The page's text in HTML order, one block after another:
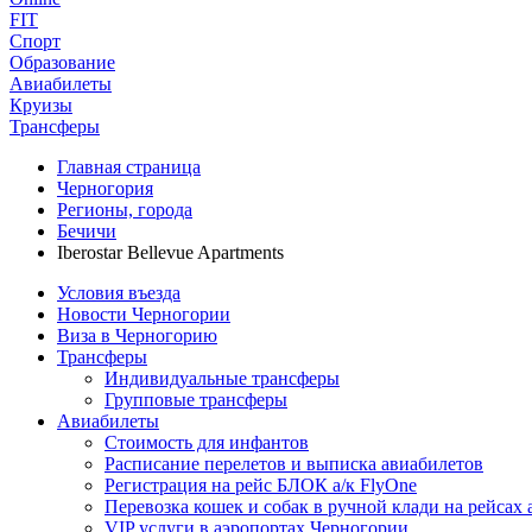
FIT
Спорт
Образование
Авиабилеты
Круизы
Трансферы
Главная страница
Черногория
Регионы, города
Бечичи
Iberostar Bellevue Apartments
Условия въезда
Новости Черногории
Виза в Черногорию
Трансферы
Индивидуальные трансферы
Групповые трансферы
Авиабилеты
Стоимость для инфантов
Расписание перелетов и выписка авиабилетов
Регистрация на рейс БЛОК а/к FlyOne
Перевозка кошек и собак в ручной клади на рейсах
VIP услуги в аэропортах Черногории